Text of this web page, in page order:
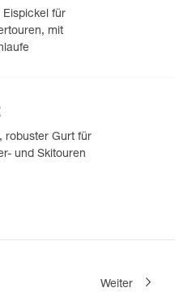
Eispickel für
mit
robuster Gurt für
und Skitouren
Weiter